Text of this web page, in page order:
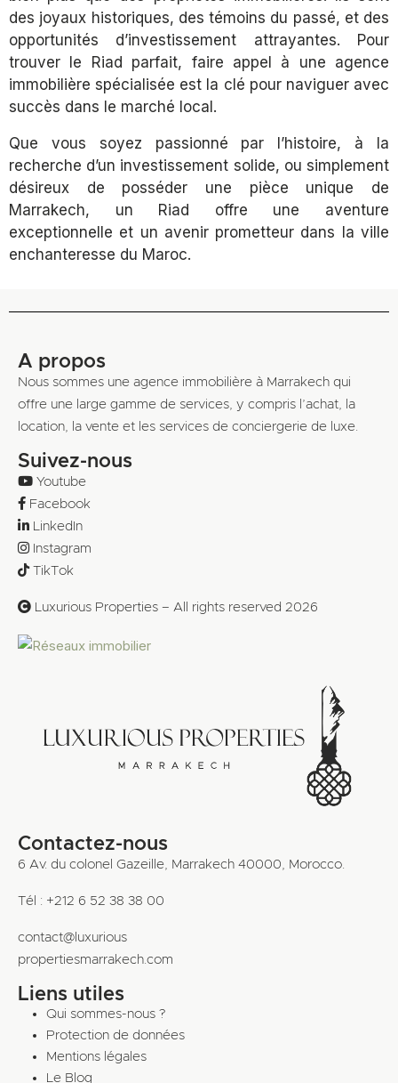
des joyaux historiques, des témoins du passé, et des
opportunités d’investissement attrayantes. Pour
trouver le Riad parfait, faire appel à une agence
immobilière spécialisée est la clé pour naviguer avec
succès dans le marché local.
Que vous soyez passionné par l’histoire, à la
recherche d’un investissement solide, ou simplement
désireux de posséder une pièce unique de
Marrakech, un Riad offre une aventure
exceptionnelle et un avenir prometteur dans la ville
enchanteresse du Maroc.
A propos
Nous sommes une agence immobilière à Marrakech qui
offre une large gamme de services, y compris l’achat, la
location, la vente et les services de conciergerie de luxe.
Suivez-nous
Youtube
Facebook
LinkedIn
Instagram
TikTok
Luxurious Properties – All rights reserved 2026
Contactez-nous
6 Av. du colonel Gazeille, Marrakech 40000, Morocco.
Tél : +212 6 52 38 38 00
contact@luxurious
propertiesmarrakech.com
Liens utiles
Qui sommes-nous ?
Protection de données
Mentions légales
Le Blog